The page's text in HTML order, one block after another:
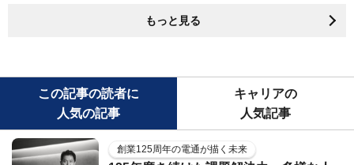
もっと見る
この記事の読者に
人気の記事
キャリアの
人気記事
創業125周年の電通が描く未来